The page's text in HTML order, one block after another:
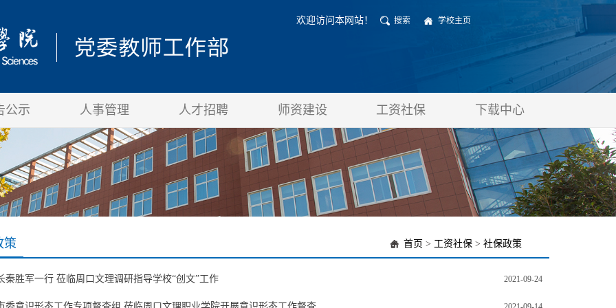
欢迎访问本网站！ 搜索 学校主页
公示 人事管理 人才招聘 师资建设 工资社保 下载中心
策 首页 > 工资社保 > 社保政策
秦胜军一行 莅临周口文理调研指导学校“创文”工作 2021-09-24